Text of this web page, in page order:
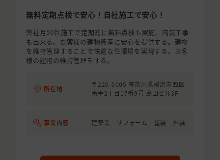
無料定期点検で安心！自社施工で安心！
弊社月50件施工で定期的に無料点検も実施、内装工事
も出来る。お客様の建物資産に安心を提供する。建物
を維持管理することで快適な住環境を実現する。お客
様の建物の維持管理をする。
所在地
〒220-0005 神奈川県横浜市西区
南幸2丁目17番9号 島田ビル3F
事業内容 建築業 リフォーム 塗装 外装